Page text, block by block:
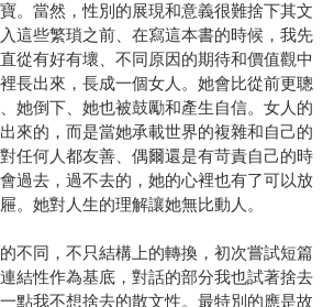
。當然，性別的展現和意義很難捨下其文
這些繁瑣之前、在寫這本書的時候，我先
從有好有壞、不同原因的期待和價值觀中
長出來，長成一個女人。她會比從前更聰
她倒下、她也被鼓勵和產生自信。女人的
來的，而是當她承載世界的複雜和自己的
任何人都友善、偶爾還是有苛責自己的時
過去，過不去的，她的心裡也有了可以放
。她對人生的理解讓她無比動人。
不同，不只結構上的轉換，初次嘗試短篇
結性作為基底，對話的部分我也試著捨去
點我不想捨去的散文性。最特別的應是故